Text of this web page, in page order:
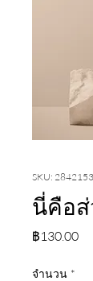
SKU:
นี่คือ
฿130.00รา
จำนวน *